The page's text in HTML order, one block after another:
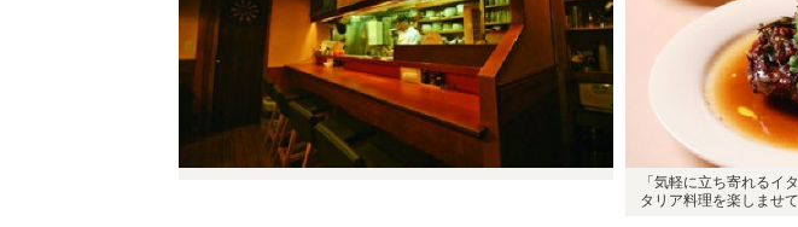
「気軽に立ち寄れるイ
タリア料理を楽しませて